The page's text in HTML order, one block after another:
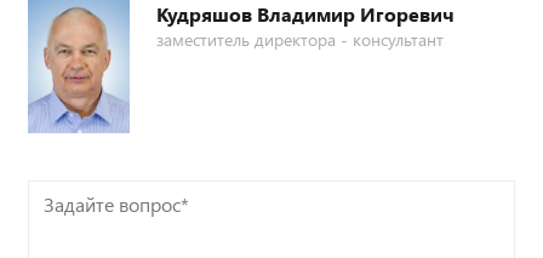
Кудряшов Владимир Игоревич
заместитель директора - консультант
Задайте